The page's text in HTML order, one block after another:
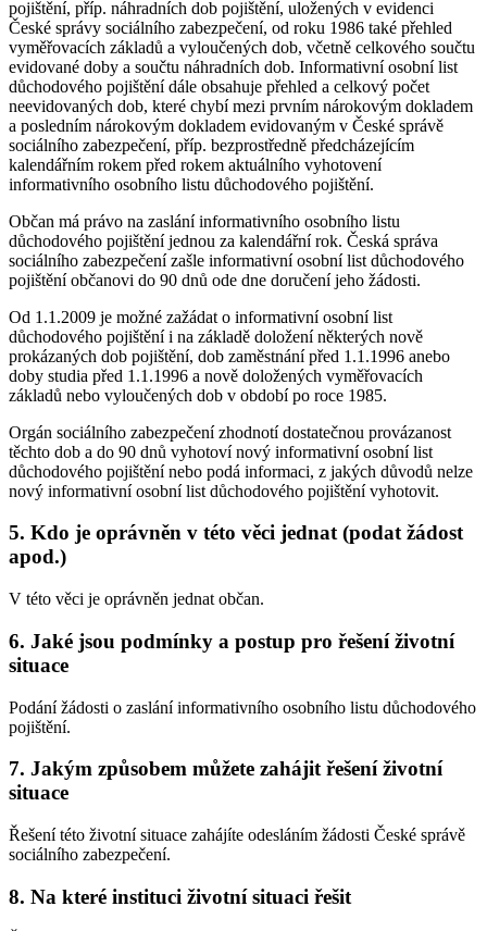
pojištění, příp. náhradních dob pojištění, uložených v evidenci
České správy sociálního zabezpečení, od roku 1986 také přehled
vyměřovacích základů a vyloučených dob, včetně celkového součtu
evidované doby a součtu náhradních dob. Informativní osobní list
důchodového pojištění dále obsahuje přehled a celkový počet
neevidovaných dob, které chybí mezi prvním nárokovým dokladem
a posledním nárokovým dokladem evidovaným v České správě
sociálního zabezpečení, příp. bezprostředně předcházejícím
kalendářním rokem před rokem aktuálního vyhotovení
informativního osobního listu důchodového pojištění.
Občan má právo na zaslání informativního osobního listu
důchodového pojištění jednou za kalendářní rok. Česká správa
sociálního zabezpečení zašle informativní osobní list důchodového
pojištění občanovi do 90 dnů ode dne doručení jeho žádosti.
Od 1.1.2009 je možné zažádat o informativní osobní list
důchodového pojištění i na základě doložení některých nově
prokázaných dob pojištění, dob zaměstnání před 1.1.1996 anebo
doby studia před 1.1.1996 a nově doložených vyměřovacích
základů nebo vyloučených dob v období po roce 1985.
Orgán sociálního zabezpečení zhodnotí dostatečnou provázanost
těchto dob a do 90 dnů vyhotoví nový informativní osobní list
důchodového pojištění nebo podá informaci, z jakých důvodů nelze
nový informativní osobní list důchodového pojištění vyhotovit.
5. Kdo je oprávněn v této věci jednat (podat žádost
apod.)
V této věci je oprávněn jednat občan.
6. Jaké jsou podmínky a postup pro řešení životní
situace
Podání žádosti o zaslání informativního osobního listu důchodového
pojištění.
7. Jakým způsobem můžete zahájit řešení životní
situace
Řešení této životní situace zahájíte odesláním žádosti České správě
sociálního zabezpečení.
8. Na které instituci životní situaci řešit